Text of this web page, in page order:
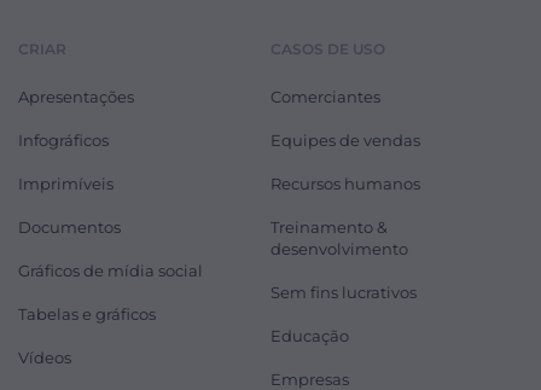
CRIAR
Apresentações
Infográficos
Imprimíveis
Documentos
Gráficos de mídia social
Tabelas e gráficos
Vídeos
CASOS DE USO
Comerciantes
Equipes de vendas
Recursos humanos
Treinamento &
desenvolvimento
Sem fins lucrativos
Educação
Empresas